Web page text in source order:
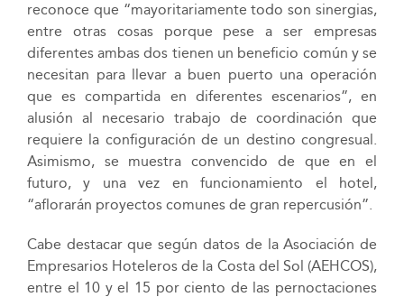
reconoce que “mayoritariamente todo son sinergias,
entre otras cosas porque pese a ser empresas
diferentes ambas dos tienen un beneficio común y se
necesitan para llevar a buen puerto una operación
que es compartida en diferentes escenarios”, en
alusión al necesario trabajo de coordinación que
requiere la configuración de un destino congresual.
Asimismo, se muestra convencido de que en el
futuro, y una vez en funcionamiento el hotel,
“aflorarán proyectos comunes de gran repercusión”.
Cabe destacar que según datos de la Asociación de
Empresarios Hoteleros de la Costa del Sol (AEHCOS),
entre el 10 y el 15 por ciento de las pernoctaciones